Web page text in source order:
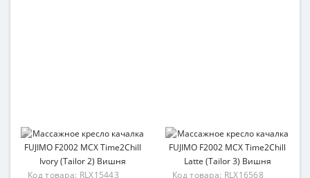
Код товара: RLX15443 Код товара: RLX16568